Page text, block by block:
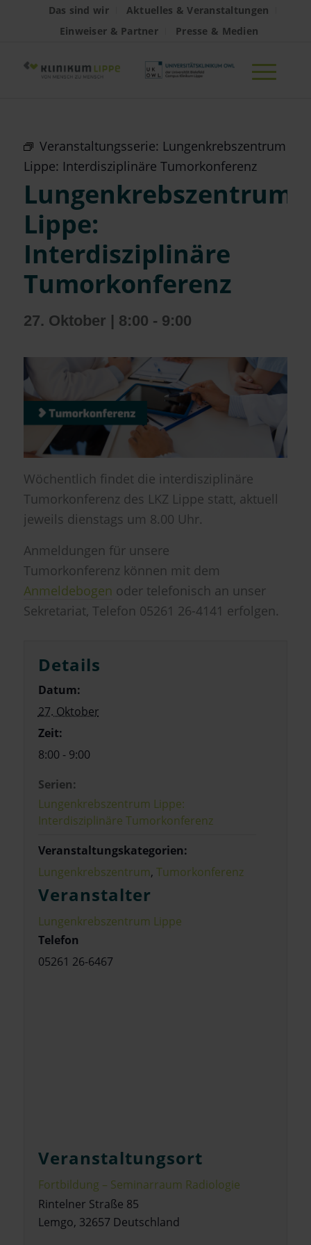
Das sind wir
Aktuelles & Veranstaltungen
Einweiser & Partner
Presse & Medien
Veranstaltungsserie: Lungenkrebszentrum
Lippe: Interdisziplinäre Tumorkonferenz
Lungenkrebszentrum
Lippe:
Interdisziplinäre
Tumorkonferenz
27. Oktober | 8:00 - 9:00
Wöchentlich findet die interdisziplinäre
Tumorkonferenz des LKZ Lippe statt, aktuell
jeweils dienstags um 8.00 Uhr.
Anmeldungen für unsere
Tumorkonferenz können mit dem
Anmeldebogen oder telefonisch an unser
Sekretariat, Telefon 05261 26-4141 erfolgen.
Details
Datum:
27. Oktober
Zeit:
8:00 - 9:00
Serien:
Lungenkrebszentrum Lippe:
Interdisziplinäre Tumorkonferenz
Veranstaltungskategorien:
Lungenkrebszentrum, Tumorkonferenz
Veranstalter
Lungenkrebszentrum Lippe
Telefon
05261 26-6467
Veranstaltungsort
Fortbildung – Seminarraum Radiologie
Rintelner Straße 85
Lemgo, 32657 Deutschland